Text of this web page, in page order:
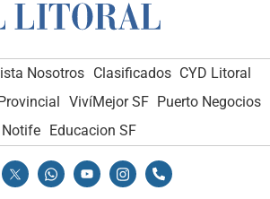
Nosotros Clasificados CYD Litoral
VivíMejor SF Puerto Negocios
Notife Educacion SF